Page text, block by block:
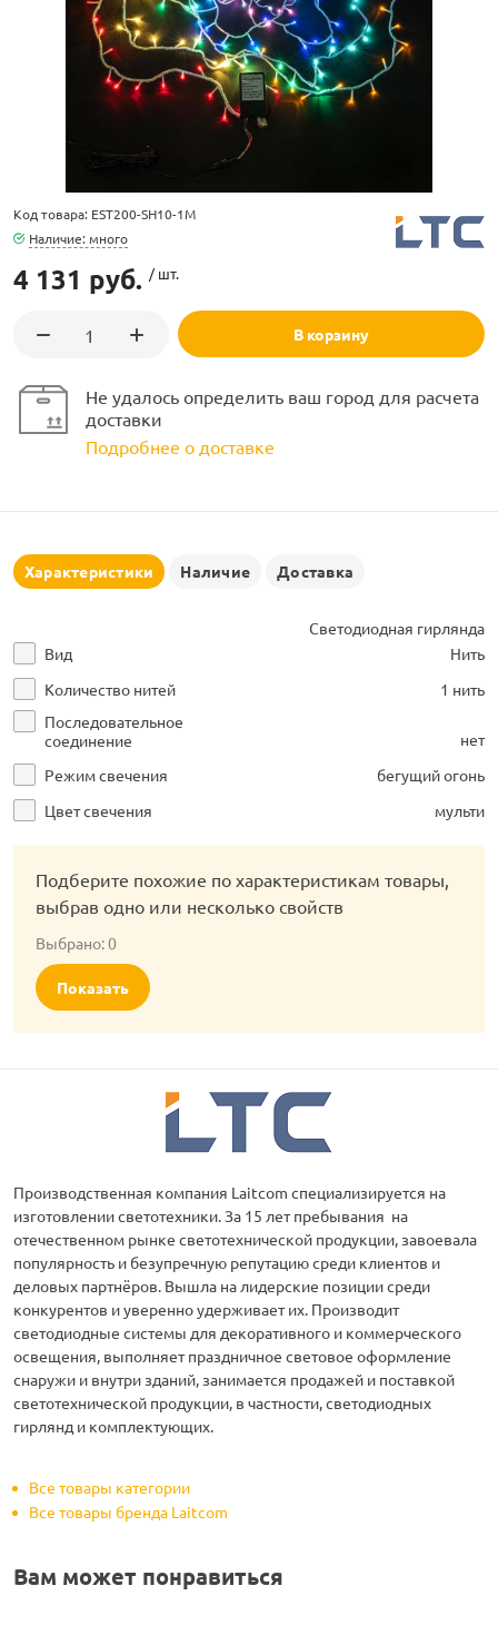
Код товара: EST200-SH10-1M
Наличие: много
4 131 руб. / шт.
В корзину
Не удалось определить ваш город для расчета
доставки
Подробнее о доставке
Характеристики Наличие Доставка
Вид
Светодиодная гирлянда
Нить
Количество нитей
1 нить
Последовательное
соединение
нет
Режим свечения
бегущий огонь
Цвет свечения
мульти
Подберите похожие по характеристикам товары,
выбрав одно или несколько свойств
Выбрано:0
Показать
Производственная компания Laitcom специализируется на
изготовлении светотехники. За 15 лет пребывания на
отечественном рынке светотехнической продукции, завоевала
популярность и безупречную репутацию среди клиентов и
деловых партнёров. Вышла на лидерские позиции среди
конкурентов и уверенно удерживает их. Производит
светодиодные системы для декоративного и коммерческого
освещения, выполняет праздничное световое оформление
снаружи и внутри зданий, занимается продажей и поставкой
светотехнической продукции, в частности, светодиодных
гирлянд и комплектующих.
Все товары категории
Все товары бренда Laitcom
Вам может понравиться